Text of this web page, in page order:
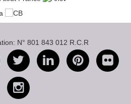
N° 801 843 012 R.C.R